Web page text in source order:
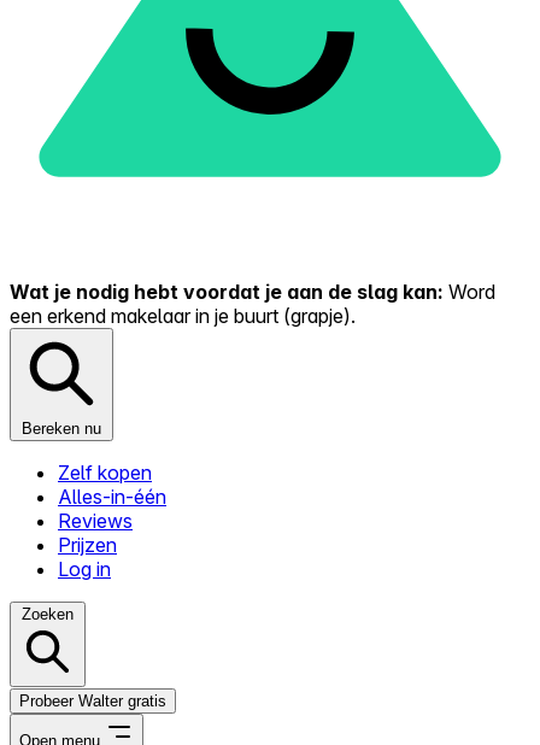
Wat je nodig hebt voordat je aan de slag kan: Word
een erkend makelaar in je buurt (grapje).
Bereken nu
Zelf kopen
Alles-in-één
Reviews
Prijzen
Log in
Zoeken
Probeer Walter gratis
Open menu